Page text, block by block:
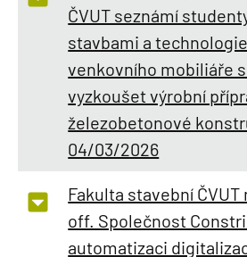
ČVUT seznámí
stavbami a
venkovního mobiliáře
vyzkoušet výrobní
železobetonové
04/03/2026
Fakulta stavební
off. Společnost
automatizaci